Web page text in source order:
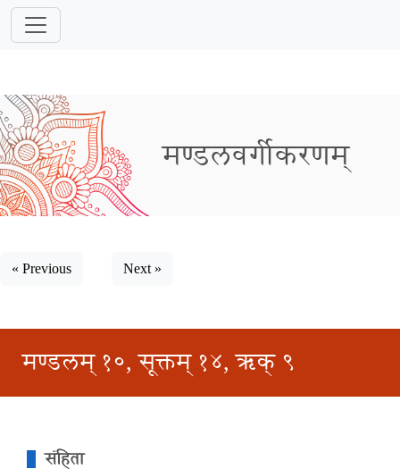
मण्डलवर्गीकरणम्
« Previous Next »
मण्डलम् १०, सूक्तम् १४, ऋक् ९
संहिता